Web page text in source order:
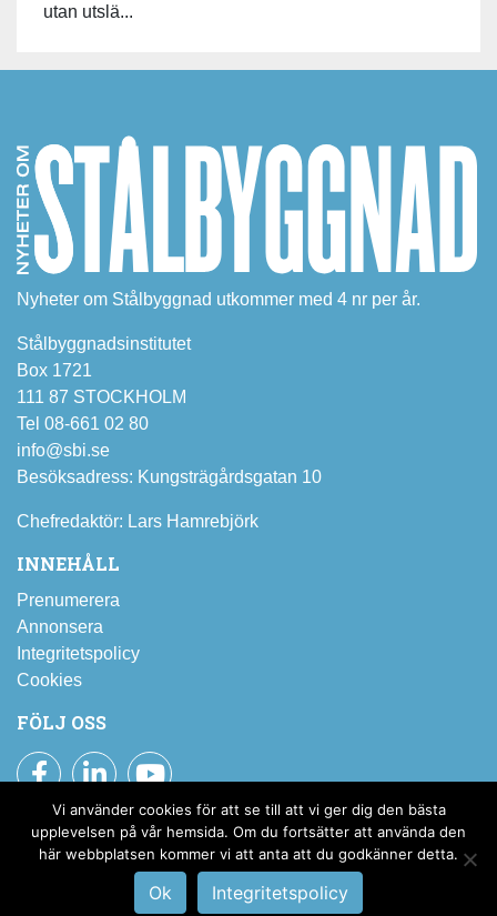
utan utslä...
Nyheter om Stålbyggnad utkommer med 4 nr per år.
Stålbyggnadsinstitutet
Box 1721
111 87 STOCKHOLM
Tel 08-661 02 80
info@sbi.se
Besöksadress: Kungsträgårdsgatan 10
Chefredaktör: Lars Hamrebjörk
INNEHÅLL
Prenumerera
Annonsera
Integritetspolicy
Cookies
FÖLJ OSS
Facebook
LinkedInYouTube
Prenumerera på SBI:s nyhetsbrev
Till pressrummet
Vi använder cookies för att se till att vi ger dig den bästa
upplevelsen på vår hemsida. Om du fortsätter att använda den
här webbplatsen kommer vi att anta att du godkänner detta.
Ok Integritetspolicy